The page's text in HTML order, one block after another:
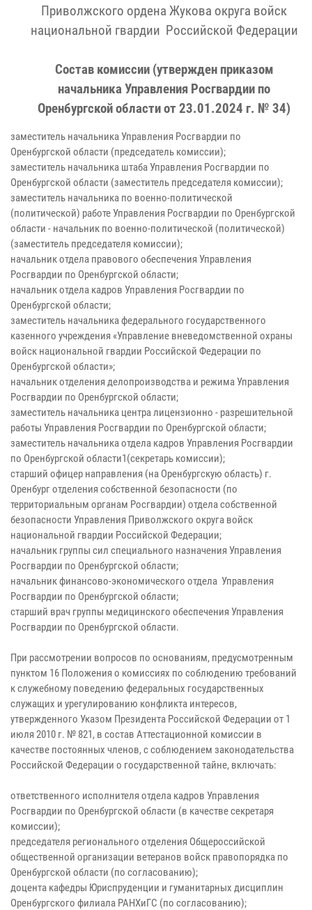
Приволжского ордена Жукова округа войск
национальной гвардии Российской Федерации
Состав комиссии (утвержден приказом
начальника Управления Росгвардии по
Оренбургской области от 23.01.2024 г. № 34)
заместитель начальника Управления Росгвардии по
Оренбургской области (председатель комиссии);
заместитель начальника штаба Управления Росгвардии по
Оренбургской области (заместитель председателя комиссии);
заместитель начальника по военно-политической
(политической) работе Управления Росгвардии по Оренбургской
области - начальник по военно-политической (политической)
(заместитель председателя комиссии);
начальник отдела правового обеспечения Управления
Росгвардии по Оренбургской области;
начальник отдела кадров Управления Росгвардии по
Оренбургской области;
заместитель начальника федерального государственного
казенного учреждения «Управление вневедомственной охраны
войск национальной гвардии Российской Федерации по
Оренбургской области»;
начальник отделения делопроизводства и режима Управления
Росгвардии по Оренбургской области;
заместитель начальника центра лицензионно - разрешительной
работы Управления Росгвардии по Оренбургской области;
заместитель начальника отдела кадров Управления Росгвардии
по Оренбургской области1(секретарь комиссии);
старший офицер направления (на Оренбургскую область) г.
Оренбург отделения собственной безопасности (по
территориальным органам Росгвардии) отдела собственной
безопасности Управления Приволжского округа войск
национальной гвардии Российской Федерации;
начальник группы сил специального назначения Управления
Росгвардии по Оренбургской области;
начальник финансово-экономического отдела Управления
Росгвардии по Оренбургской области;
старший врач группы медицинского обеспечения Управления
Росгвардии по Оренбургской области.
При рассмотрении вопросов по основаниям, предусмотренным
пунктом 16 Положения о комиссиях по соблюдению требований
к служебному поведению федеральных государственных
служащих и урегулированию конфликта интересов,
утвержденного Указом Президента Российской Федерации от 1
июля 2010 г. № 821, в состав Аттестационной комиссии в
качестве постоянных членов, с соблюдением законодательства
Российской Федерации о государственной тайне, включать:
ответственного исполнителя отдела кадров Управления
Росгвардии по Оренбургской области (в качестве секретаря
комиссии);
председателя регионального отделения Общероссийской
общественной организации ветеранов войск правопорядка по
Оренбургской области (по согласованию);
доцента кафедры Юриспруденции и гуманитарных дисциплин
Оренбургского филиала РАНХиГС (по согласованию);